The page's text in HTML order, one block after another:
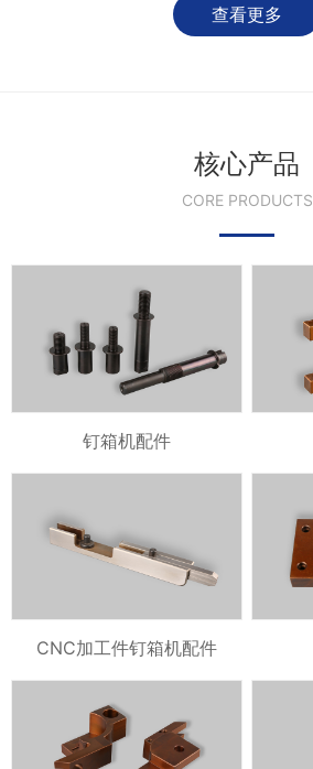
查看更多
核心产品
CORE PRODUCTS
钉箱机配件
CNC加工件钉箱机配件